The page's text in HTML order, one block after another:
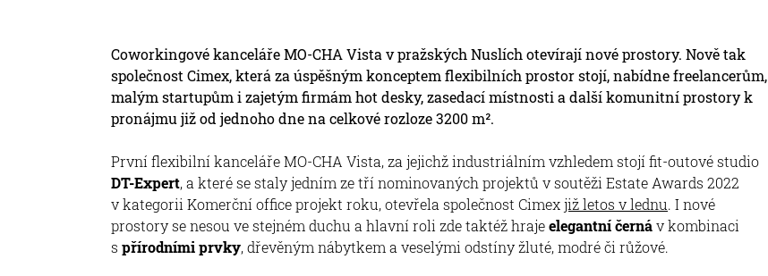
Coworkingové kanceláře MO-CHA Vista v pražských Nuslích otevírají nové prostory. Nově tak
společnost Cimex, která za úspěšným konceptem flexibilních prostor stojí, nabídne freelancerům,
malým startupům i zajetým firmám hot desky, zasedací místnosti a další komunitní prostory k
pronájmu již od jednoho dne na celkové rozloze 3200 m².
První flexibilní kanceláře MO-CHA Vista, za jejichž industriálním vzhledem stojí fit-outové studio
DT-Expert, a které se staly jedním ze tří nominovaných projektů v soutěži Estate Awards 2022
v kategorii Komerční office projekt roku, otevřela společnost Cimexjiž letos v lednu. I nové
prostory se nesou ve stejném duchu a hlavní roli zde taktéž hrajeelegantní černáv kombinaci
s přírodními prvky, dřevěným nábytkem a veselými odstíny žluté, modré či růžové.